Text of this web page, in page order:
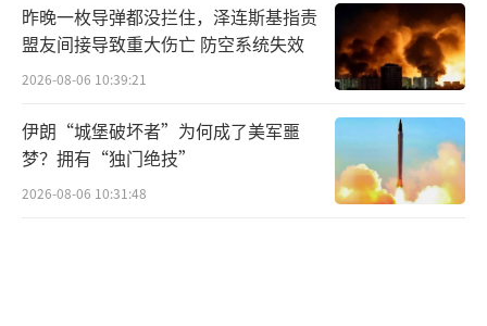
昨晚一枚导弹都没拦住，泽连斯基指责
盟友间接导致重大伤亡 防空系统失效
2026-08-06 10:39:21
伊朗“城堡破坏者”为何成了美军噩
梦？拥有“独门绝技”
2026-08-06 10:31:48